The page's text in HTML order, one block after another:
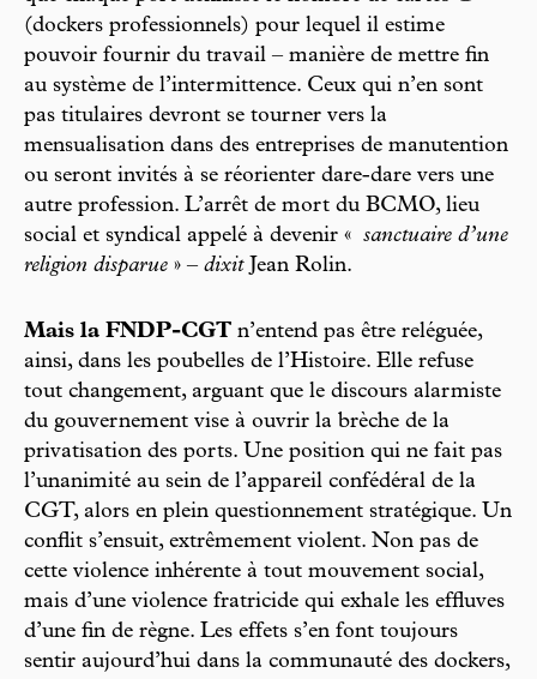
(dockers professionnels) pour lequel il estime
pouvoir fournir du travail – manière de mettre fin
au système de l’intermittence. Ceux qui n’en sont
pas titulaires devront se tourner vers la
mensualisation dans des entreprises de manutention
ou seront invités à se réorienter dare-dare vers une
autre profession. L’arrêt de mort du BCMO, lieu
social et syndical appelé à devenir « sanctuaire d’une
religion disparue » – dixit Jean Rolin.
Mais la FNDP-CGT n’entend pas être reléguée,
ainsi, dans les poubelles de l’Histoire. Elle refuse
tout changement, arguant que le discours alarmiste
du gouvernement vise à ouvrir la brèche de la
privatisation des ports. Une position qui ne fait pas
l’unanimité au sein de l’appareil confédéral de la
CGT, alors en plein questionnement stratégique. Un
conflit s’ensuit, extrêmement violent. Non pas de
cette violence inhérente à tout mouvement social,
mais d’une violence fratricide qui exhale les effluves
d’une fin de règne. Les effets s’en font toujours
sentir aujourd’hui dans la communauté des dockers,